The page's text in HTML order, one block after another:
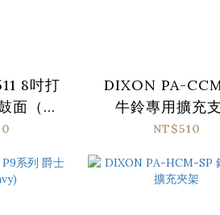
8吋打
面（打
)
DIXON PA-
牛鈴專用擴充
NT$510